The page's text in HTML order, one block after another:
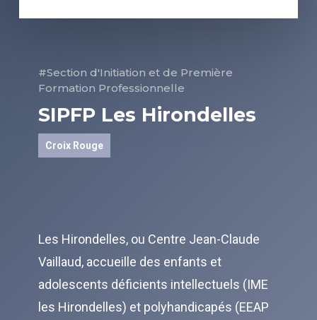
#Section d'Initiation et de Première
Formation Professionnelle
SIPFP Les Hirondelles
Croix Rouge
Les Hirondelles, ou Centre Jean-Claude
Vaillaud, accueille des enfants et
adolescents déficients intellectuels (IME
les Hirondelles) et polyhandicapés (EEAP